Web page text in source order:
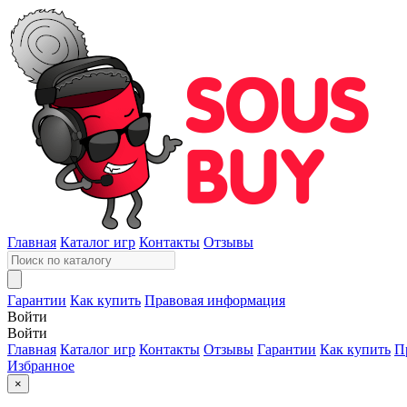
Главная Каталог игр Контакты Отзывы
Гарантии Как купить Правовая информация
Войти
Войти
Главная Каталог игр Контакты Отзывы Гарантии Как купить
Избранное
×